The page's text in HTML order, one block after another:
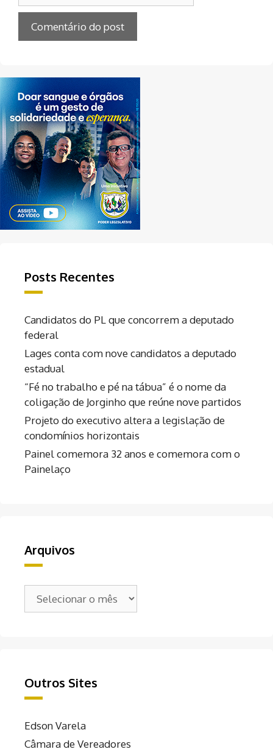
Posts Recentes
Candidatos do PL que concorrem a deputado
federal
Lages conta com nove candidatos a deputado
estadual
“Fé no trabalho e pé na tábua” é o nome da
coligação de Jorginho que reúne nove partidos
Projeto do executivo altera a legislação de
condomínios horizontais
Painel comemora 32 anos e comemora com o
Painelaço
Arquivos
Outros Sites
Edson Varela
Câmara de Vereadores